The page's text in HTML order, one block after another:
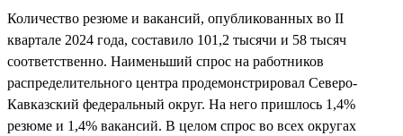
Количество резюме и вакансий, опубликованных во II
квартале 2024 года, составило 101,2 тысячи и 58 тысяч
соответственно. Наименьший спрос на работников
распределительного центра продемонстрировал Северо-
Кавказский федеральный округ. На него пришлось 1,4%
резюме и 1,4% вакансий. В целом спрос во всех округах